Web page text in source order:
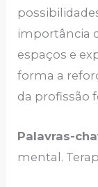
importância
espaços e
forma a
da profissão
Palavras-
mental.